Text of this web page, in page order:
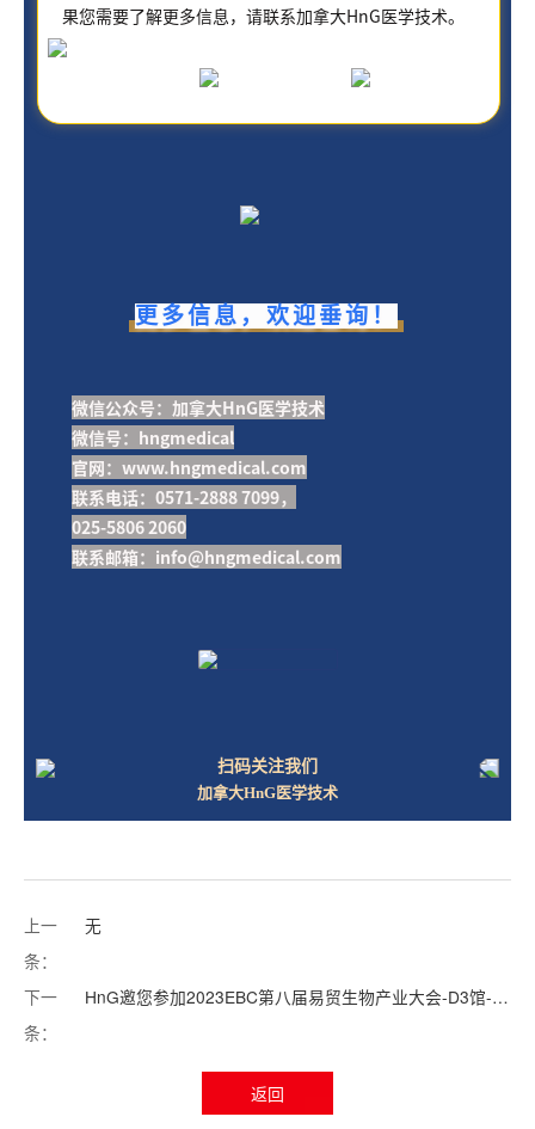
果您需要了解更多信息，请联系加拿大HnG医学技术。
更多信息，欢迎垂询！
微信公众号：加拿大HnG医学技术
微信号：hngmedical
官网：www.hngmedical.com
联系电话：0571-2888 7099，
025-5806 2060
联系邮箱：info@hngmedical.com
扫码关注我们
加拿大HnG医学技术
上一
条：
无
下一
条：
HnG邀您参加2023EBC第八届易贸生物产业大会-D3馆-SD075
返回